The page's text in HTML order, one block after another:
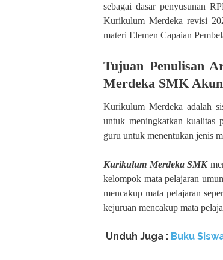
sebagai dasar penyusunan
Kurikulum Merdeka revisi
materi Elemen Capaian
Tujuan Penulisan
Merdeka SMK
Kurikulum Merdeka adalah
untuk meningkatkan kualitas
guru untuk menentukan jenis
Kurikulum Merdeka SMK
kelompok mata pelajaran
mencakup mata pelajaran
kejuruan mencakup mata
Unduh Juga : Buku